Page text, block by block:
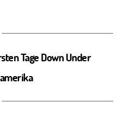
Tage Down Under